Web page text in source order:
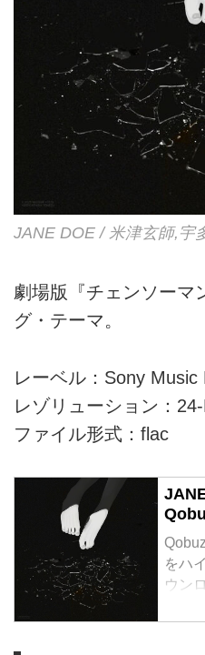
JANE DOE / 米津玄師,宇
劇場版『チェンソーマ
グ・テーマ。
レーベル：Sony Music
レゾリューション：
ファイル形式：flac
をハ
ウン
サブ
から